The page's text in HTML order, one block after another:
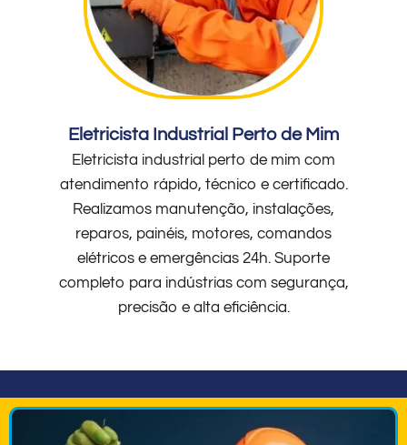
Eletricista Industrial Perto de Mim
Eletricista industrial perto de mim com
atendimento rápido, técnico e certificado.
Realizamos manutenção, instalações,
reparos, painéis, motores, comandos
elétricos e emergências 24h. Suporte
completo para indústrias com segurança,
precisão e alta eficiência.